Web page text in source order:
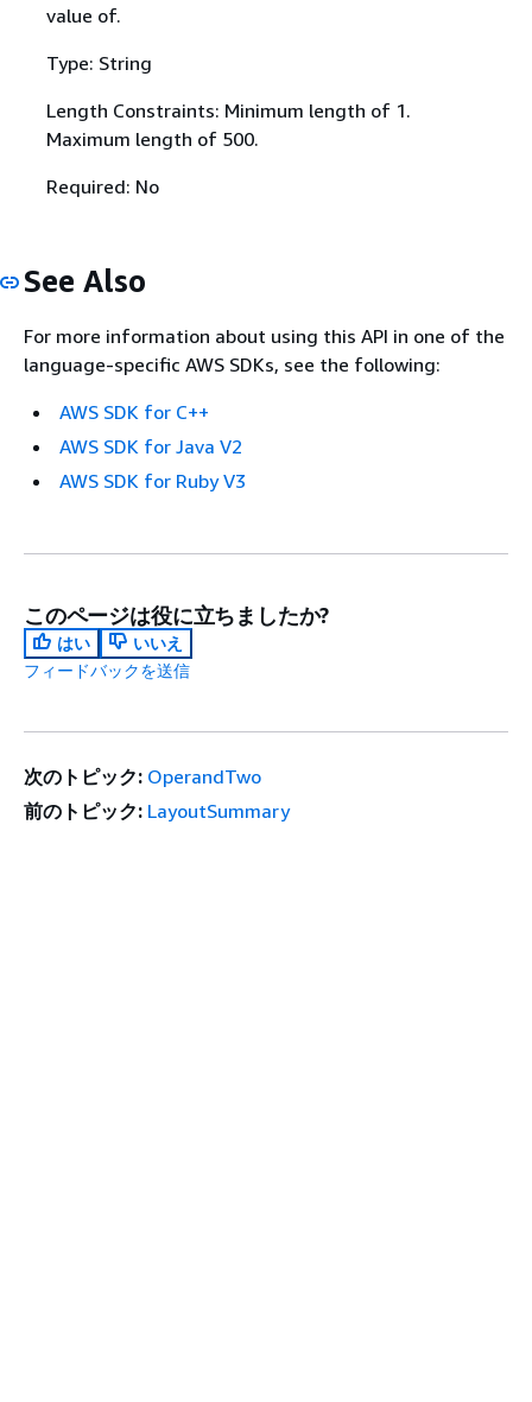
value of.
Type: String
Length Constraints: Minimum length of 1.
Maximum length of 500.
Required: No
See Also
For more information about using this API in one of the
language-specific AWS SDKs, see the following:
AWS SDK for C++
AWS SDK for Java V2
AWS SDK for Ruby V3
このページは役に立ちましたか?
はい
いいえ
フィードバックを送信
次のトピック: OperandTwo
前のトピック: LayoutSummary